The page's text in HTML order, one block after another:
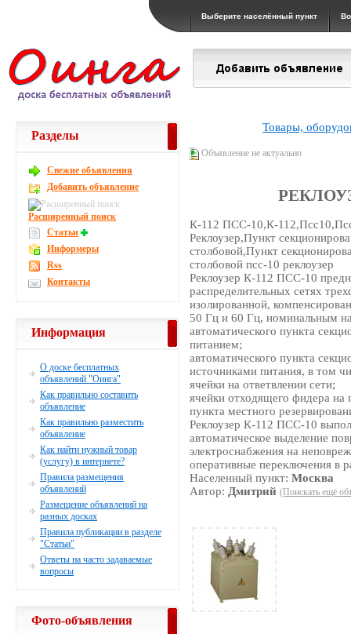
Выберите населённый пункт
Товары,
Объявление не актуально
К-112 ПСС-10,К-
Реклоузер,Пункт
столбовой,Пункт
столбовой псс-10 реклоузер
Реклоузер К-112 ПСС-10
распределительных сетях
изолированной,
50 Гц и 60 Гц, номинальным
автоматического пункта
питанием;
автоматического пункта
источниками питания, в том
ячейки на ответвлении сети;
ячейки отходящего фидера на
пункта местного
Реклоузер К-112 ПСС-10
автоматическое выделение
электроснабжения на
оперативные переключения в
Населенный пункт:Москва
Автор: Дмитрий (Поискать ещё
Разделы
Свежие объявления
Добавить объявление
Расширенный поиск
Статьи
Информеры
Rss
Контакты
Информация
О доске бесплатных
объявлений "Оинга"
Как правильно составить
объявление
Как правильно разместить
объявление
Как найти нужный товар
(услугу) в интернете?
Правила размещения
объявлений
Размещение объявлений на
разных досках
Правила публикации в разделе
"Статьи"
Ответы на часто задаваемые
вопросы
Фото-объявления